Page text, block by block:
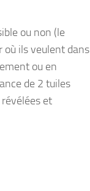
ou non (le
où ils veulent dans
ou en
de 2 tuiles
et